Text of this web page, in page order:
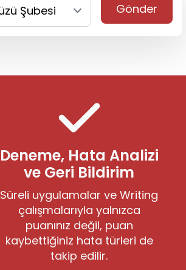
Gönder
Deneme, Hata Analizi
ve Geri Bildirim
Süreli uygulamalar ve Writing
çalışmalarıyla yalnızca
puanınız değil, puan
kaybettiğiniz hata türleri de
takip edilir.